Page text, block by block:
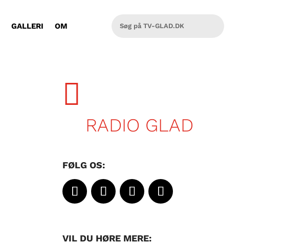
GALLERI OM

RADIO GLAD
FØLG OS:
VIL DU HØRE MERE: